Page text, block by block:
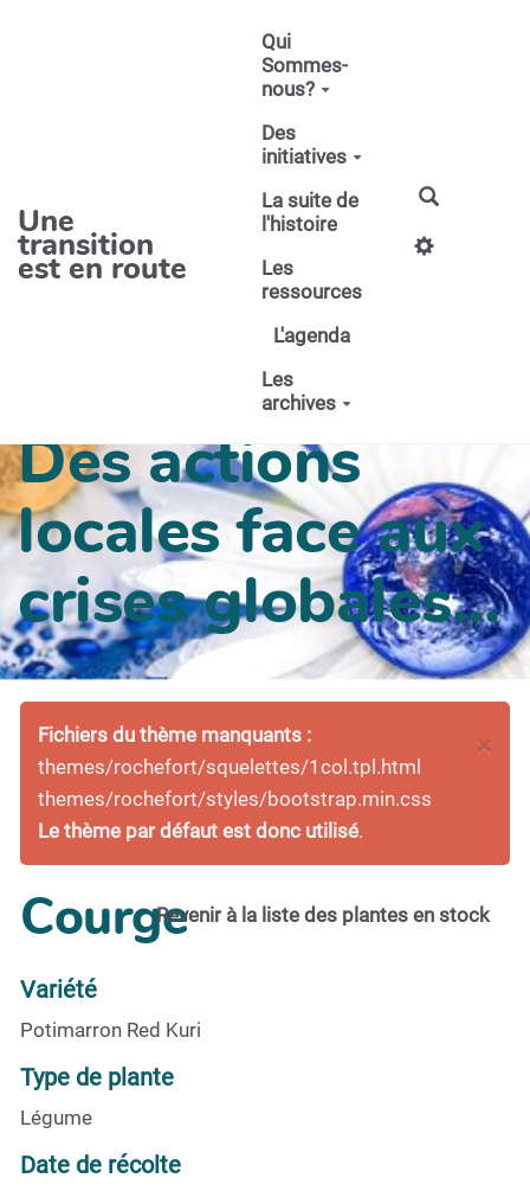
Une
transition
est en route
Qui
Sommes-
nous?
Des
initiatives
La suite de
l'histoire
Les
ressources
L'agenda
Les
archives
Des actions
locales face aux
crises globales...
×
Fichiers du thème manquants :
themes/rochefort/squelettes/1col.tpl.html
themes/rochefort/styles/bootstrap.min.css
Le thème par défaut est donc utilisé.
Revenir à la liste des plantes en stock
Courge
Variété
Potimarron Red Kuri
Type de plante
Légume
Date de récolte